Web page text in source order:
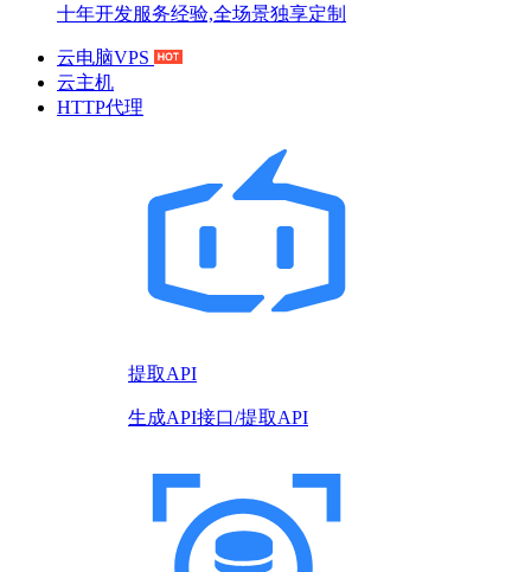
十年开发服务经验,全场景独享定制
云电脑VPS
云主机
HTTP代理
提取API
生成API接口/提取API